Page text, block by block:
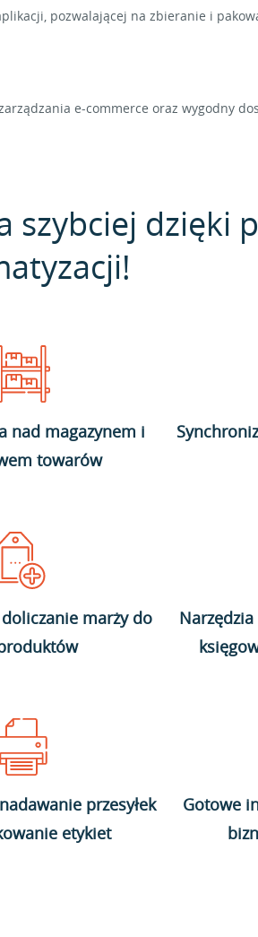
pozwalającej na zbieranie i
e-commerce oraz wygodny
szybciej dzięki
nad magazynem i
towarów
marży do
przesyłek
etykiet
Gotowe